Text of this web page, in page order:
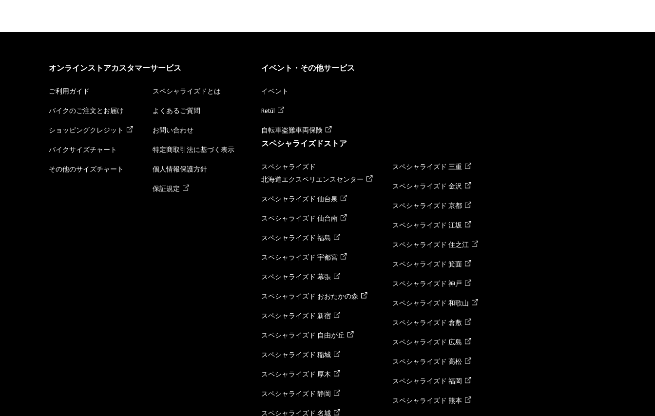
オンラインストアカスタマーサービス
ご利用ガイド
バイクのご注文とお届け
ショッピングクレジット
バイクサイズチャート
その他のサイズチャート
スペシャライズドとは
よくあるご質問
お問い合わせ
特定商取引法に基づく表示
個人情報保護方針
保証規定
イベント・その他サービス
イベント
Retül
自転車盗難車両保険
スペシャライズドストア
スペシャライズド
北海道エクスペリエンスセンター
スペシャライズド 仙台泉
スペシャライズド 仙台南
スペシャライズド 福島
スペシャライズド 宇都宮
スペシャライズド 幕張
スペシャライズド おおたかの森
スペシャライズド 新宿
スペシャライズド 自由が丘
スペシャライズド 稲城
スペシャライズド 厚木
スペシャライズド 静岡
スペシャライズド 名城
スペシャライズド 三重
スペシャライズド 金沢
スペシャライズド 京都
スペシャライズド 江坂
スペシャライズド 住之江
スペシャライズド 箕面
スペシャライズド 神戸
スペシャライズド 和歌山
スペシャライズド 倉敷
スペシャライズド 広島
スペシャライズド 高松
スペシャライズド 福岡
スペシャライズド 熊本